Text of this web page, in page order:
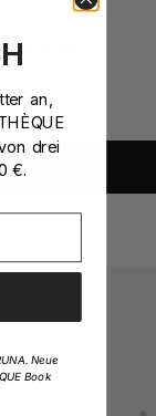
an
drei
€.
Neue
Book